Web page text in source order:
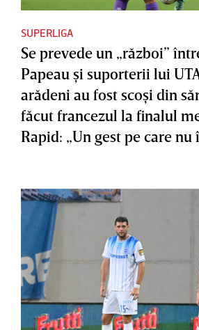
SUPERLIGA
Se prevede un „război”
Papeau şi suporterii lui
arădeni au fost scoşi din
făcut francezul la finalul
Rapid: „Un gest pe care